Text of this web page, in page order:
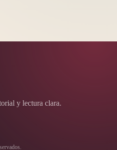
y lectura clara.